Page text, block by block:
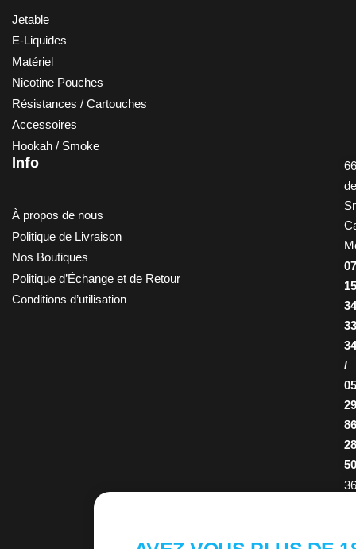
Jetable
E-Liquides
Matériel
Nicotine Pouches
Résistances / Cartouches
Accessoires
Hookah / Smoke
Info
À propos de nous
Politique de Livraison
Nos Boutiques
Politique d’Échange et de Retour
Conditions d’utilisation
de
07
15
34
33
34
/
05
29
86
28
50